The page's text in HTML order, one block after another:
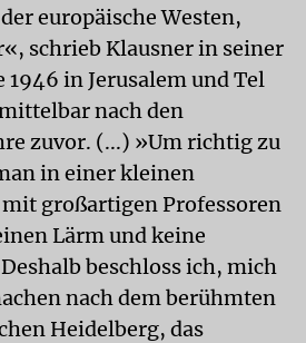
europäische Westen,
schrieb Klausner in seiner
in Jerusalem und Tel
nach den
zuvor. (...) »Um richtig zu
in einer kleinen
großartigen Professoren
Lärm und keine
beschloss ich, mich
nach dem berühmten
Heidelberg, das